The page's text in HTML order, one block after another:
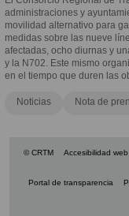
administraciones y
movilidad alternativo para
medidas sobre las nueve
afectadas, ocho diurnas y
y la N702. Este mismo
en el tiempo que duren las
Noticias Nota de
© CRTM Accesibilidad web
Portal de transparencia